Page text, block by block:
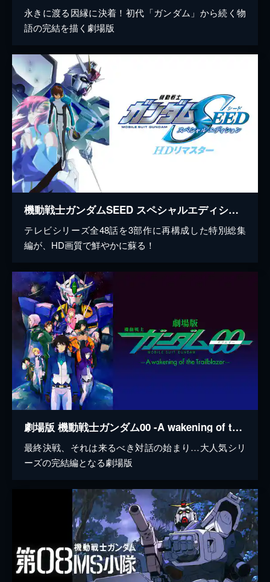
永きに渡る因縁に決着！初代「ガンダム」から続く物
語の完結を描く劇場版
機動戦士ガンダムSEED スペシャルエディション HDリマスター
テレビシリーズ全48話を3部作に再構成した特別総集
編が、HD画質で鮮やかに蘇る！
劇場版 機動戦士ガンダム00 -A wakening of the Trailblazer-
最終決戦、それは来るべき対話の始まり…大人気シリ
ーズの完結編となる劇場版